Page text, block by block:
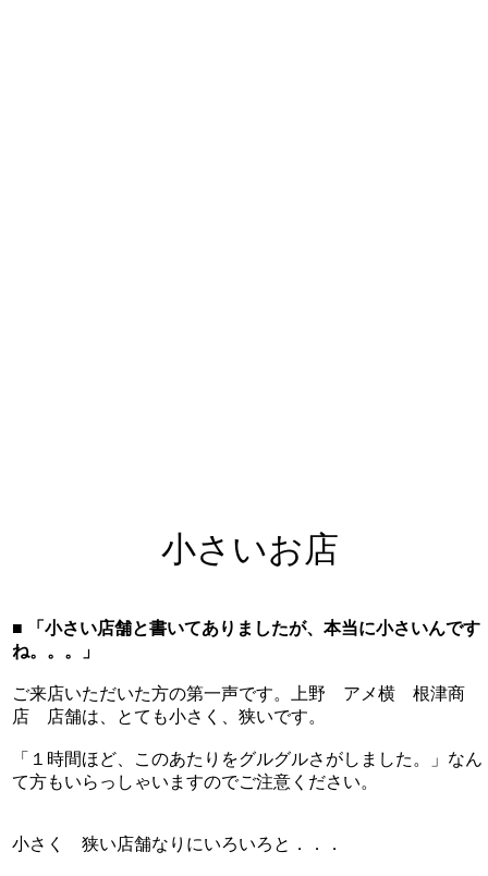
小さいお店
■ 「小さい店舗と書いてありましたが、本当に小さいんです
ね。。。」
ご来店いただいた方の第一声です。上野 アメ横 根津商
店 店舗は、とても小さく、狭いです。
「１時間ほど、このあたりをグルグルさがしました。」なん
て方もいらっしゃいますのでご注意ください。
小さく 狭い店舗なりにいろいろと．．．